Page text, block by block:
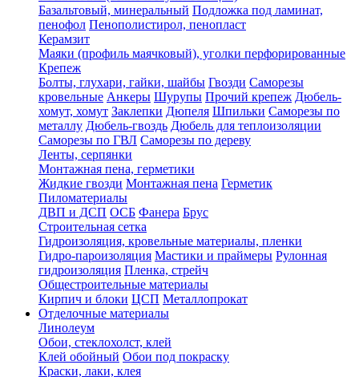
Базальтовый, минеральный Подложка под ламинат,
пенофол Пенополистирол, пенопласт
Керамзит
Маяки (профиль маячковый), уголки перфорированные
Крепеж
Болты, глухари, гайки, шайбы Гвозди Саморезы
кровельные Анкеры Шурупы Прочий крепеж Дюбель-
хомут, хомут Заклепки Дюпеля Шпильки Саморезы по
металлу Дюбель-гвоздь Дюбель для теплоизоляции
Саморезы по ГВЛ Саморезы по дереву
Ленты, серпянки
Монтажная пена, герметики
Жидкие гвозди Монтажная пена Герметик
Пиломатериалы
ДВП и ДСП ОСБ Фанера Брус
Строительная сетка
Гидроизоляция, кровельные материалы, пленки
Гидро-пароизоляция Мастики и праймеры Рулонная
гидроизоляция Пленка, стрейч
Общестроительные материалы
Кирпич и блоки ЦСП Металлопрокат
Отделочные материалы
Линолеум
Обои, стеклохолст, клей
Клей обойный Обои под покраску
Краски, лаки, клея